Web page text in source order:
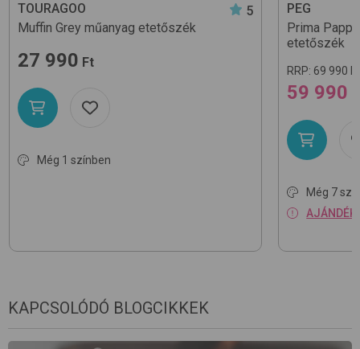
TOURAGOO
5
Muffin Grey műanyag etetőszék
27 990 Ft
Még 1 színben
PEG
Prima
etetőszék
RRP: 69 990 Ft
59 990
Még 7
KAPCSOLÓDÓ BLOGCIKKEK